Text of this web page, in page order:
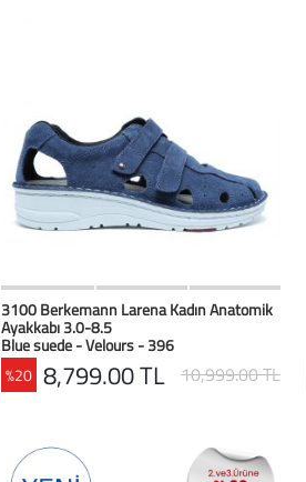
HIZLI BAK Favorilerim
3100 Berkemann Larena Kadın Anatomik
Ayakkabı 3.0-8.5
Blue suede - Velours - 396
%20 8,799.00 TL 10,999.00 TL